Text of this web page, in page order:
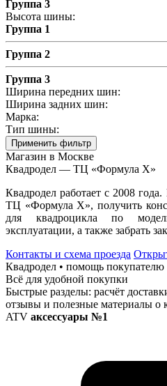
Группа 3
Высота шины:
Группа 1
Группа 2
Группа 3
Ширина передних шин:
Ширина задних шин:
Марка:
Тип шины:
Применить фильтр
Магазин в Москве
Квадродел — ТЦ «Формула Х»
Квадродел работает с 2008
ТЦ «Формула Х», получить
для квадроцикла по
эксплуатации, а также забрать
Контакты и схема проезда
Квадродел • помощь покупателю
Всё для удобной покупки
Быстрые разделы: расчёт
отзывы и полезные материалы о
ATV аксессуары №1